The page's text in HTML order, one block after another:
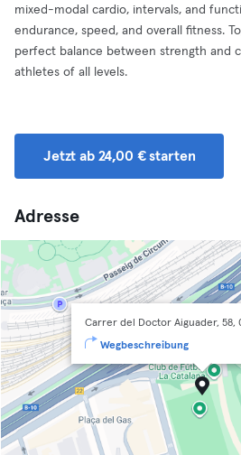
mixed-modal cardio, intervals, and
endurance, speed, and overall fitness.
perfect balance between strength and
athletes of all levels.
Jetzt ab 24,00 € starten
Adresse
Carrer del Doctor Aiguader, 58,
Wegbeschreibung